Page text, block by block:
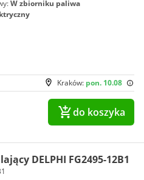
W zbiorniku paliwa
Kraków: pon. 10.08
do koszyka
DELPHI FG2495-12B1